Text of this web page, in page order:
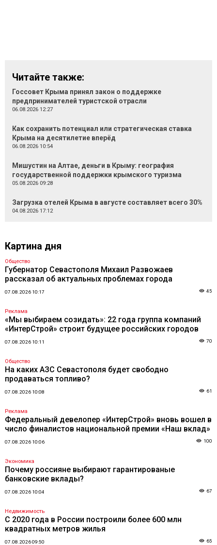
Читайте также:
Госсовет Крыма принял закон о поддержке
предпринимателей туристской отрасли
06.08.2026 12:27
Как сохранить потенциал или стратегическая ставка
Крыма на десятилетие вперёд
06.08.2026 10:54
Мишустин на Алтае, деньги в Крыму: география
государственной поддержки крымского туризма
05.08.2026 09:28
Загрузка отелей Крыма в августе составляет всего 30%
04.08.2026 17:12
Картина дня
Общество
Губернатор Севастополя Михаил Развожаев
рассказал об актуальных проблемах города
07.08.2026 10:17 45
Реклама
«Мы выбираем созидать»: 22 года группа компаний
«ИнтерСтрой» строит будущее российских городов
07.08.2026 10:11 70
Общество
На каких АЗС Севастополя будет свободно
продаваться топливо?
07.08.2026 10:08 61
Реклама
Федеральный девелопер «ИнтерСтрой» вновь вошел в
число финалистов национальной премии «Наш вклад»
07.08.2026 10:06 100
Экономика
Почему россияне выбирают гарантированые
банковские вклады?
07.08.2026 10:04 67
Недвижимость
С 2020 года в России построили более 600 млн
квадратных метров жилья
07.08.2026 09:50 65